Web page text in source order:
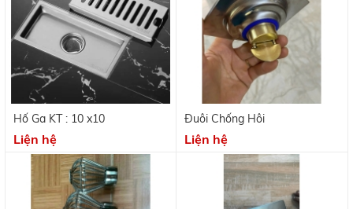
Hố Ga KT : 10 x10
Liện hệ
Đuôi Chống Hôi
Liện hệ